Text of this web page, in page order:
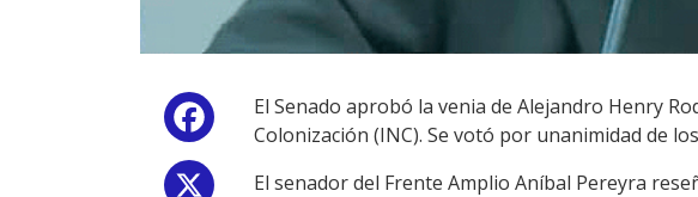
Facebook
El Senado aprobó la venia de Alejandro Henry
Colonización (INC). Se votó por unanimidad de
El senador del Frente Amplio Aníbal Pereyra